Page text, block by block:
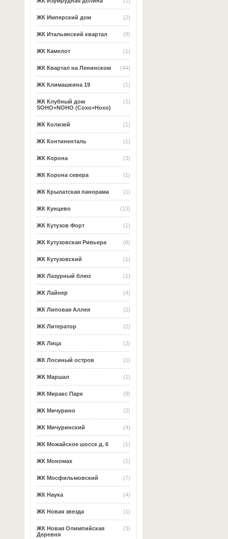
(2)
ЖК Имперский дом
(9)
ЖК Итальянский квартал
(1)
ЖК Камелот
(44)
ЖК Квартал на Ленинском
(1)
ЖК Климашкина 19
(1)
ЖК Клубный дом
SOHO+NOHO (Сохо+Нохо)
(1)
ЖК Колизей
(1)
ЖК Континенталь
(3)
ЖК Корона
(1)
ЖК Корона севера
(1)
ЖК Крылатская панорама
(13)
ЖК Кунцево
(1)
ЖК Кутузов Форт
(6)
ЖК Кутузовская Ривьера
(1)
ЖК Кутузовский
(1)
ЖК Лазурный блюз
(4)
ЖК Лайнер
(2)
ЖК Липовая Аллея
(2)
ЖК Литератор
(2)
ЖК Лица
(1)
ЖК Лосиный остров
(1)
ЖК Маршал
(9)
ЖК Миракс Парк
(2)
ЖК Мичурино
(4)
ЖК Мичуринский
(1)
ЖК Можайское шоссе д. 6
(1)
ЖК Мономах
(7)
ЖК Мосфильмовский
(4)
ЖК Наука
(1)
ЖК Новая звезда
(3)
ЖК Новая Олимпийская
Деревня